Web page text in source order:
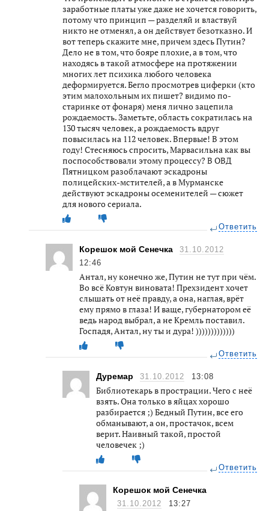
заработные платы уже даже не хочется говорить,
потому что принцип — разделяй и властвуй
никто не отменял, а он действует безотказно. И
вот теперь скажите мне, причем здесь Путин?
Дело не в том, что бояре плохие, а в том, что
находясь в такой атмосфере на протяжении
многих лет психика любого человека
деформируется. Бегло просмотрев циферки (кто
этим малохольным их пишет? видимо по-
старинке от фонаря) меня лично зацепила
рождаемость. Заметьте, область сократилась на
130 тысяч человек, а рождаемость вдруг
повысилась на 112 человек. Впервые! В этом
году! Стесняюсь спросить, Марвасильна как вы
поспособствовали этому процессу? В ОВД
Пятницком разоблачают эскадроны
полицейских-мстителей, а в Мурманске
действуют эскадроны осеменителей — сюжет
для нового сериала.
Ответить
Корешок мой Сенечка
31.10.2012
12:46
Антал, ну конечно же, Путин не тут при чём.
Во всё Ковтун виновата! Прехзидент хочет
слышать от неё правду, а она, наглая, врёт
ему прямо в глаза! И ваще, губернатором её
ведь народ выбрал, а не Кремль поставил.
Госпадя, Антал, ну ты и дура! )))))))))))))
Ответить
Дуремар 31.10.2012 13:08
Библиотекарь в прострации. Чего с неё
взять. Она только в яйцах хорошо
разбирается ;) Бедный Путин, все его
обманывают, а он, простачок, всем
верит. Наивный такой, простой
человечек ;)
Ответить
Корешок мой Сенечка
31.10.2012 13:27